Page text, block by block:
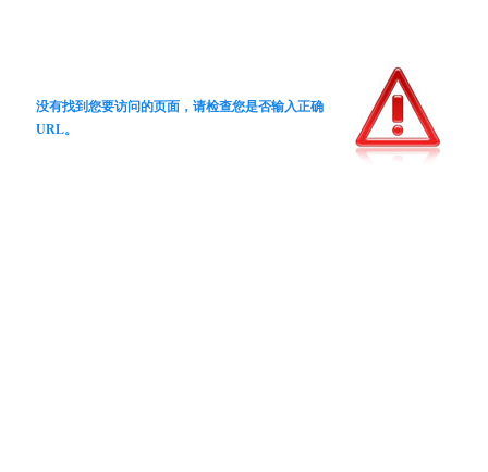
没有找到您要访问的页面，请检查您是否输入正确
URL。